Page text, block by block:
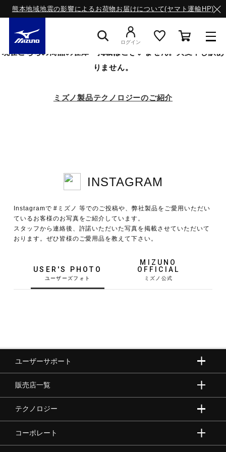
熊本地域地震の影響によるお荷物お届けについて(ヤマト運輸HP)
サッカー／フットサル
トレーニング
ゴルフ
バレーボール
バドミントン
ログイン
現在こちらの商品の在庫・掲載はございません。大変申し訳あ
りません。
ミズノ製品テクノロジーのご紹介
INSTAGRAM
Instagramで #ミズノ 等でのご投稿や、弊社製品をご愛用いただい
ているお客様のお写真をご紹介しています。
スタッフから連絡後、許諾いただいた写真を掲載させていただいて
おります。ぜひ皆様のご愛用品を教えて下さい。
USER'S PHOTO
MIZUNO
OFFICIAL
ユーザーサポート
販売店一覧
テクノロジー
コーポレート